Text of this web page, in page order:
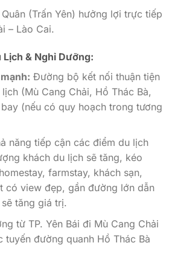
Quân (Trấn Yên) hưởng lợi trực tiếp
– Lào Cai.
Lịch & Nghỉ Dưỡng:
Đường bộ kết nối thuận tiện
(Mù Cang Chải, Hồ Thác Bà,
(nếu có quy hoạch trong tương
năng tiếp cận các điểm du lịch
khách du lịch sẽ tăng, kéo
farmstay, khách sạn,
có view đẹp, gần đường lớn dẫn
tăng giá trị.
từ TP. Yên Bái đi Mù Cang Chải
tuyến đường quanh Hồ Thác Bà